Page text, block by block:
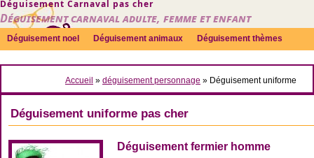
Déguisement Carnaval pas cher
Déguisement carnaval adulte, femme et enfant
Déguisement noel Déguisement animaux Déguisement thèmes
Sexy Déguisement couple Déguisements par genre Idées
Accueil » déguisement personnage » Déguisement uniforme
Déguisement uniforme pas cher
Déguisement fermier homme